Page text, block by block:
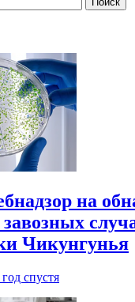
на
Чикунгунья
год спустя